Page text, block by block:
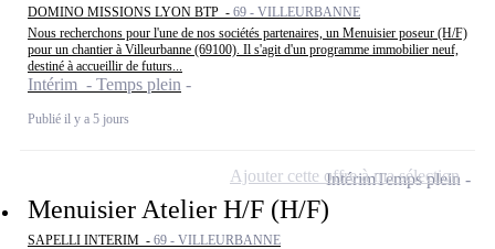
DOMINO MISSIONS LYON BTP - 69 - VILLEURBANNE
Nous recherchons pour l'une de nos sociétés partenaires, un Menuisier poseur (H/F)
pour un chantier à Villeurbanne (69100). Il s'agit d'un programme immobilier neuf,
destiné à accueillir de futurs...
Intérim - Temps plein
Publié il y a 5 jours
Menuisier Atelier H/F (H/F)
SAPELLI INTERIM - 69 - VILLEURBANNE
IntérimTemps plein
Ajouter cette offre à ma sélection